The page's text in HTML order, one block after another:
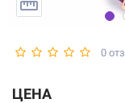
0
ЦЕНА